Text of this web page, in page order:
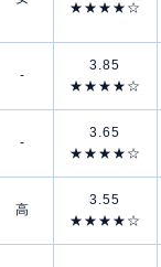
★★★★☆
-
3.85
★★★★☆
-
3.65
★★★★☆
高
3.55
★★★★☆